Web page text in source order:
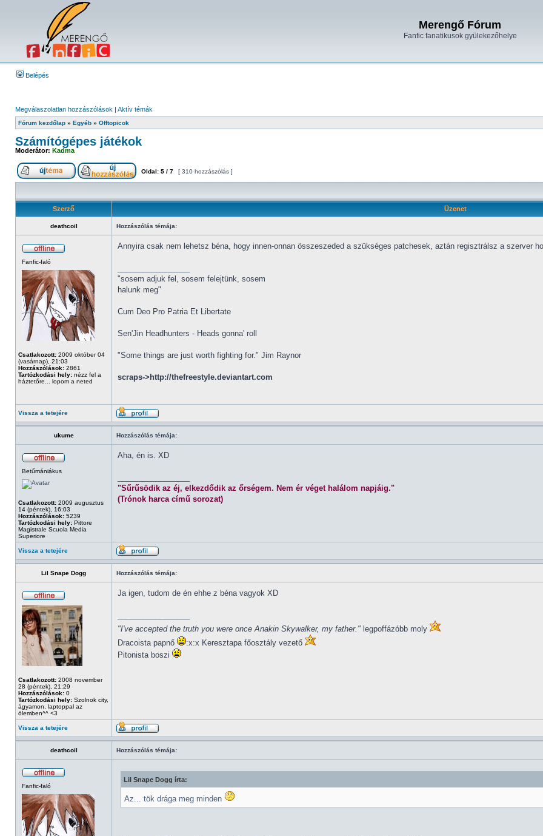
Merengő Fórum
Fanfic fanatikusok gyülekezőhelye
Belépés
Megválaszolatlan hozzászólások | Aktív témák
Fórum kezdőlap » Egyéb » Offtopicok
Számítógépes játékok
Moderátor: Kadma
Oldal: 5 / 7 [ 310 hozzászólás ]
Szerző Üzenet
deathcoil Hozzászólás témája:
Fanfic-faló
Csatlakozott: 2009 október 04
(vasárnap), 21:03
Hozzászólások: 2861
Tartózkodási hely: nézz fel a
háztetőre... lopom a neted
Annyira csak nem lehetsz béna, hogy innen-onnan összeszeded a szükséges patchesek, aztán regisztrálsz a szerver
"sosem adjuk fel, sosem felejtünk, sosem
halunk meg"
Cum Deo Pro Patria Et Libertate
Sen'Jin Headhunters - Heads gonna' roll
"Some things are just worth fighting for." Jim Raynor
scraps->http://thefreestyle.deviantart.com
Vissza a tetejére
ukume Hozzászólás témája:
Betűmániákus
Csatlakozott: 2009 augusztus
14 (péntek), 16:03
Hozzászólások: 5239
Tartózkodási hely: Pittore
Magistrale Scuola Media
Superiore
Aha, én is. XD
"Sűrűsödik az éj, elkezdődik az őrségem. Nem ér véget halálom napjáig."
(Trónok harca című sorozat)
Vissza a tetejére
Lil Snape Dogg Hozzászólás témája:
Csatlakozott: 2008 november
28 (péntek), 21:29
Hozzászólások: 0
Tartózkodási hely: Szolnok city,
ágyamon, laptoppal az
ölemben^^ <3
Ja igen, tudom de én ehhe z béna vagyok XD
"I've accepted the truth you were once Anakin Skywalker, my father." legpoffázóbb moly
Dracoista papnő
:x:x Keresztapa főosztály vezető
Pitonista boszi
Vissza a tetejére
deathcoil Hozzászólás témája:
Fanfic-faló
Lil Snape Dogg írta:
Az... tök drága meg minden